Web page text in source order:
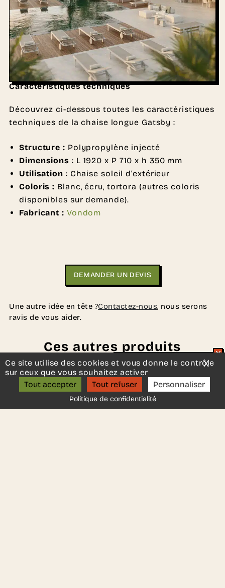
Caractéristiques techniques
Découvrez ci-dessous toutes les caractéristiques
techniques de la chaise longue Gatsby :
Structure : Polypropylène injecté
Dimensions : L 1920 x P 710 x h 350 mm
Utilisation : Chaise soleil d’extérieur
Coloris : Blanc, écru, tortora (autres coloris
disponibles sur demande).
Fabricant : Vondom
DEMANDER UN DEVIS
Une autre idée en tête ?Contactez-nous, nous serons
ravis de vous aider.
Ces autres produits
pourraient vous plaire..
Un projet d’aménagement ?
ON S’APPELLE ?
Ce site utilise des cookies et vous donne le contrôle
sur ceux que vous souhaitez activer
Tout accepter
Tout refuser Personnaliser
Politique de confidentialité
X